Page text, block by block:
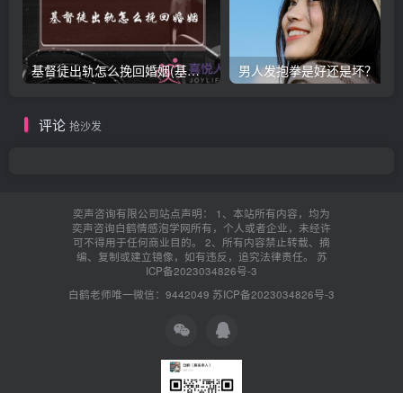
基督徒出轨怎么挽回婚姻(基督徒面对出轨婚姻) 男人发抱拳是好还是坏？
评论 抢沙发
奕声咨询有限公司站点声明： 1、本站所有内容，均为
奕声咨询白鹤情感泡学网所有，个人或者企业，未经许
可不得用于任何商业目的。 2、所有内容禁止转载、摘
编、复制或建立镜像，如有违反，追究法律责任。 苏
ICP备2023034826号-3
白鹤老师唯一微信：9442049 苏ICP备2023034826号-3